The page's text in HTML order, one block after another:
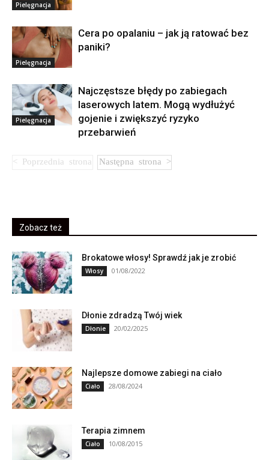
Pielęgnacja
Pielęgnacja
Cera po opalaniu – jak ją ratować bez
paniki?
Pielęgnacja
Najczęstsze błędy po zabiegach
laserowych latem. Mogą wydłużyć
gojenie i zwiększyć ryzyko
przebarwień
Zobacz też
Brokatowe włosy! Sprawdź jak je zrobić
Włosy 01/08/2022
Dłonie zdradzą Twój wiek
Dłonie 20/02/2025
Najlepsze domowe zabiegi na ciało
Ciało 28/08/2024
Terapia zimnem
Ciało 10/08/2015